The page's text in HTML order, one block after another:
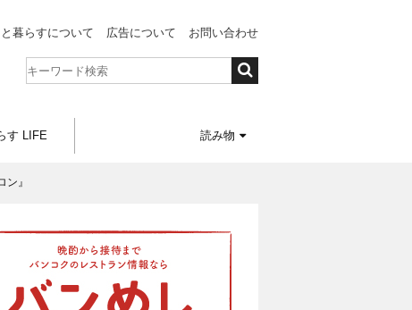
と暮らすについて 広告について お問い合わせ
す LIFE 読み物
』